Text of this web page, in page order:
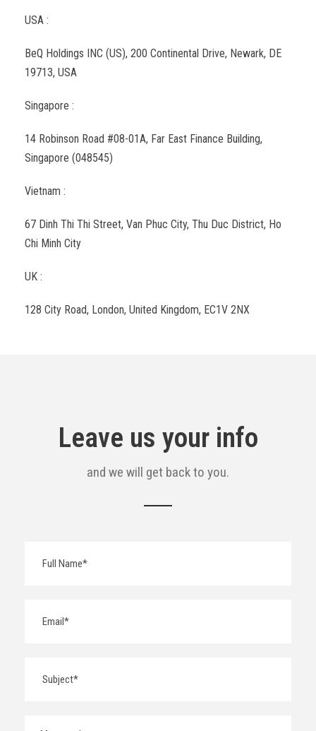
USA :
BeQ Holdings INC (US), 200 Continental Drive, Newark, DE
19713, USA
Singapore :
14 Robinson Road #08-01A, Far East Finance Building,
Singapore (048545)
Vietnam :
67 Dinh Thi Thi Street, Van Phuc City, Thu Duc District, Ho
Chi Minh City
UK :
128 City Road, London, United Kingdom, EC1V 2NX
Leave us your info
and we will get back to you.